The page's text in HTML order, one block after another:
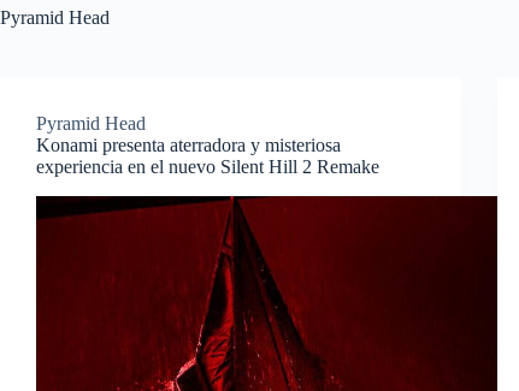
Pyramid Head
Pyramid Head
Konami presenta aterradora y misteriosa
experiencia en el nuevo Silent Hill 2 Remake